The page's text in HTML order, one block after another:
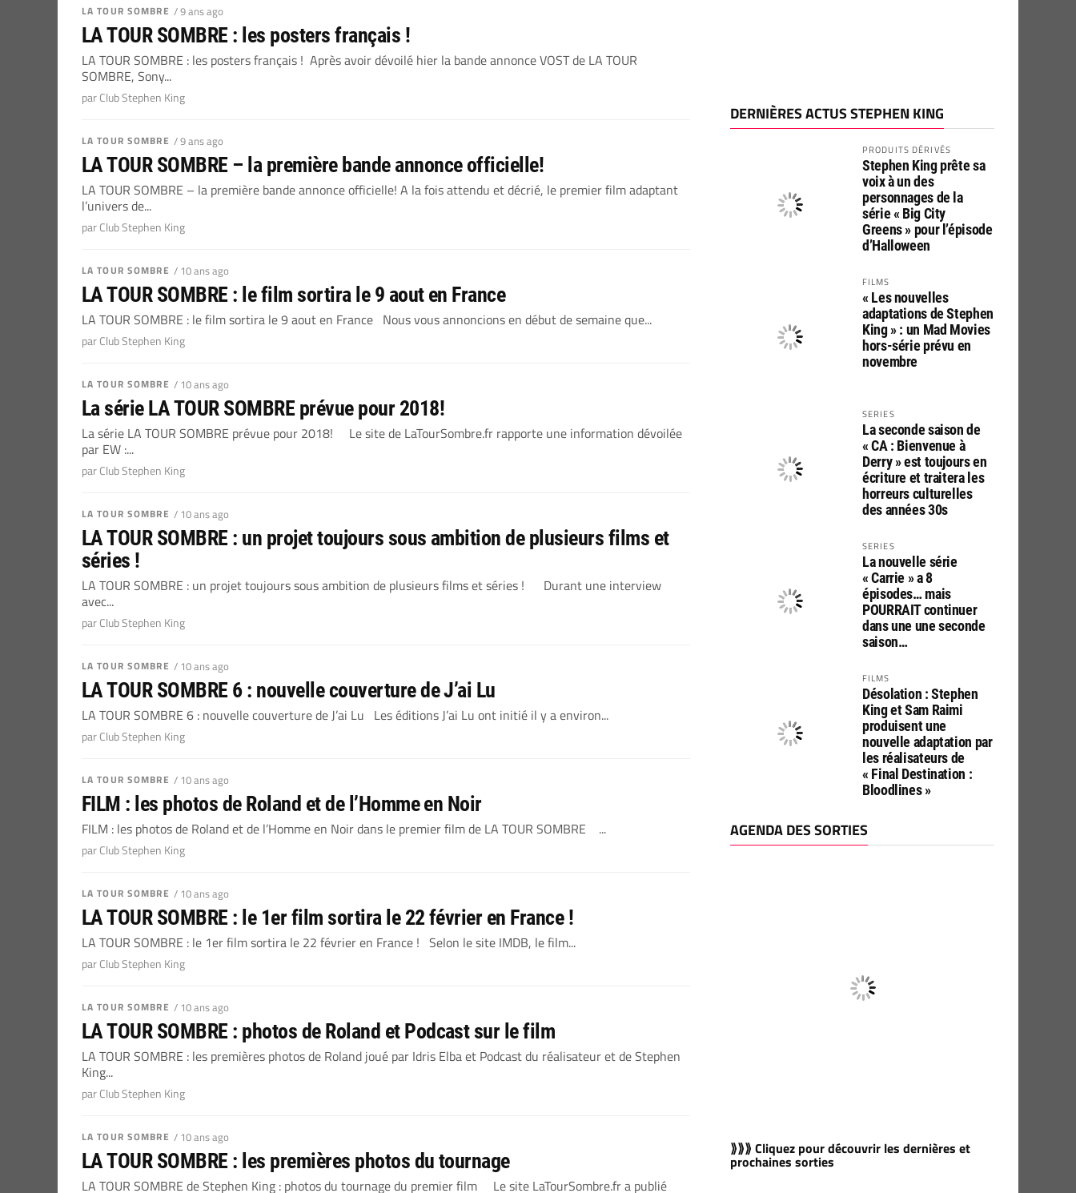
LA TOUR SOMBRE / 9 ans ago
LA TOUR SOMBRE : les posters français !
LA TOUR SOMBRE : les posters français ! Après avoir dévoilé hier la bande annonce VOST de LA TOUR
SOMBRE, Sony...
par Club Stephen King
LA TOUR SOMBRE / 9 ans ago
LA TOUR SOMBRE – la première bande annonce officielle!
LA TOUR SOMBRE – la première bande annonce officielle! A la fois attendu et décrié, le premier film adaptant
l’univers de...
par Club Stephen King
LA TOUR SOMBRE / 10 ans ago
LA TOUR SOMBRE : le film sortira le 9 aout en France
LA TOUR SOMBRE : le film sortira le 9 aout en France Nous vous annoncions en début de semaine que...
par Club Stephen King
LA TOUR SOMBRE / 10 ans ago
La série LA TOUR SOMBRE prévue pour 2018!
La série LA TOUR SOMBRE prévue pour 2018! Le site de LaTourSombre.fr rapporte une information dévoilée
par EW :...
par Club Stephen King
LA TOUR SOMBRE / 10 ans ago
LA TOUR SOMBRE : un projet toujours sous ambition de plusieurs films et
séries !
LA TOUR SOMBRE : un projet toujours sous ambition de plusieurs films et séries ! Durant une interview
avec...
par Club Stephen King
LA TOUR SOMBRE / 10 ans ago
LA TOUR SOMBRE 6 : nouvelle couverture de J’ai Lu
LA TOUR SOMBRE 6 : nouvelle couverture de J’ai Lu Les éditions J’ai Lu ont initié il y a environ...
par Club Stephen King
LA TOUR SOMBRE / 10 ans ago
FILM : les photos de Roland et de l’Homme en Noir
FILM : les photos de Roland et de l’Homme en Noir dans le premier film de LA TOUR SOMBRE ...
par Club Stephen King
LA TOUR SOMBRE / 10 ans ago
LA TOUR SOMBRE : le 1er film sortira le 22 février en France !
LA TOUR SOMBRE : le 1er film sortira le 22 février en France ! Selon le site IMDB, le film...
par Club Stephen King
LA TOUR SOMBRE / 10 ans ago
LA TOUR SOMBRE : photos de Roland et Podcast sur le film
LA TOUR SOMBRE : les premières photos de Roland joué par Idris Elba et Podcast du réalisateur et de Stephen
King...
par Club Stephen King
LA TOUR SOMBRE / 10 ans ago
LA TOUR SOMBRE : les premières photos du tournage
LA TOUR SOMBRE de Stephen King : photos du tournage du premier film Le site LaTourSombre.fr a publié
DERNIÈRES ACTUS STEPHEN KING
PRODUITS DÉRIVÉS
Stephen King prête sa
voix à un des
personnages de la
série « Big City
Greens » pour l’épisode
d’Halloween
FILMS
« Les nouvelles
adaptations de Stephen
King » : un Mad Movies
hors-série prévu en
novembre
SERIES
La seconde saison de
« CA : Bienvenue à
Derry » est toujours en
écriture et traitera les
horreurs culturelles
des années 30s
SERIES
La nouvelle série
« Carrie » a 8
épisodes… mais
POURRAIT continuer
dans une une seconde
saison…
FILMS
Désolation : Stephen
King et Sam Raimi
produisent une
nouvelle adaptation par
les réalisateurs de
« Final Destination :
Bloodlines »
AGENDA DES SORTIES
⟫⟫⟫ Cliquez pour découvrir les dernières et
prochaines sorties